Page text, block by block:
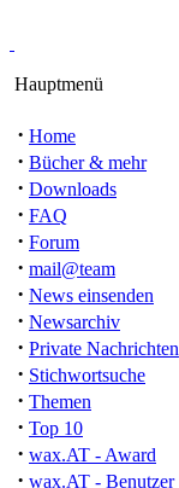
Hauptmenü
· Home
· Bücher & mehr
· Downloads
· FAQ
· Forum
· mail@team
· News einsenden
· Newsarchiv
· Private Nachrichten
· Stichwortsuche
· Themen
· Top 10
· wax.AT - Award
· wax.AT - Benutzer